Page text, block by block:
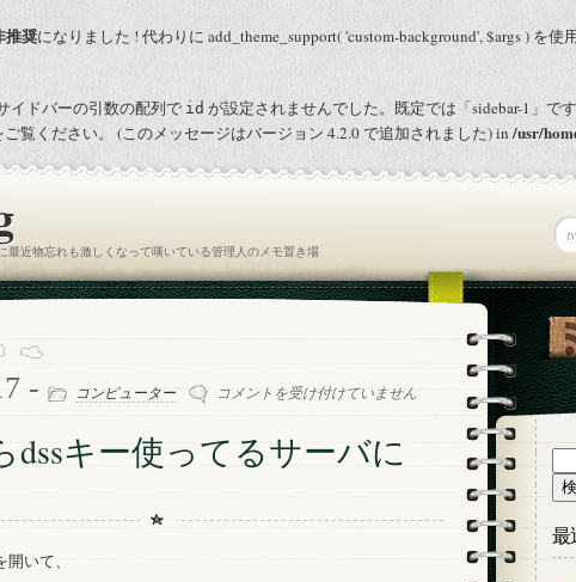
推奨になりました ! 代わりに add_theme_support( 'custom-background', $args ) を
イドバーの引数の配列で id が設定されませんでした。既定では「sidebar-1」です
ご覧ください。 (このメッセージはバージョン 4.2.0 で追加されました) in/usr/
最近物忘れも激しくなって嘆いている管理人のメモ置き場
- コンピューター
Sierra
dss
コメントを受け付けていません
dssキー使ってるサーバに
いて、
索:
最